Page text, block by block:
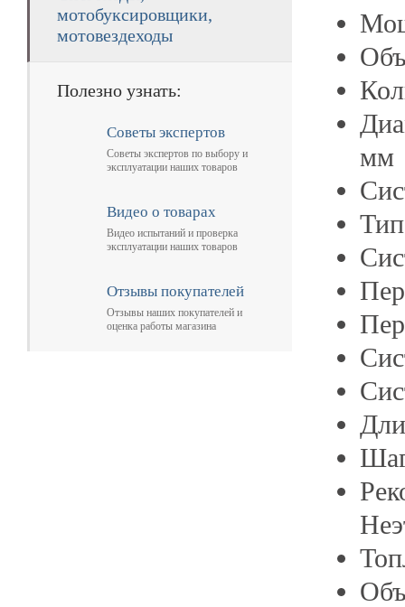
мотобуксировщики,
мотовездеходы
Полезно узнать:
Советы экспертов
Советы экспертов по выбору и
эксплуатации наших товаров
Видео о товарах
Видео испытаний и проверка
эксплуатации наших товаров
Отзывы покупателей
Отзывы наших покупателей и
оценка работы магазина
мм